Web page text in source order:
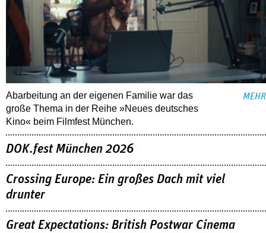
Abarbeitung an der eigenen Familie war das
große Thema in der Reihe »Neues deutsches
Kino« beim Filmfest München.
MEHR
DOK.fest München 2026
Crossing Europe: Ein großes Dach mit viel
drunter
Great Expectations: British Postwar Cinema